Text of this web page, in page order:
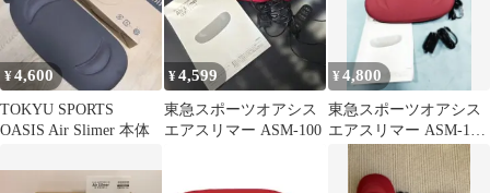
¥4,600
TOKYU SPORTS
OASIS Air Slimer 本体
¥4,599
東急スポーツオアシス
エアスリマー ASM-100
¥4,800
東急スポーツオアシス
エアスリマー ASM‐100
赤